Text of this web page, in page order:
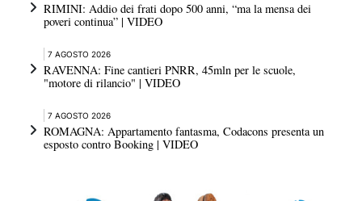
RIMINI: Addio dei frati dopo 500 anni, “ma la mensa dei
poveri continua” | VIDEO
7 AGOSTO 2026
RAVENNA: Fine cantieri PNRR, 45mln per le scuole,
"motore di rilancio" | VIDEO
7 AGOSTO 2026
ROMAGNA: Appartamento fantasma, Codacons presenta un
esposto contro Booking | VIDEO